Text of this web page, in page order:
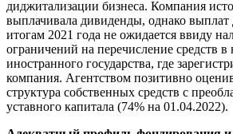
диджитализации бизнеса. Компания
выплачивала дивиденды, однако
итогам 2021 года не ожидается ввиду
ограничений на перечисление средств
иностранного государства, где
компания. Агентством позитивно
структура собственных средств с
уставного капитала (74% на 01.04.2022).